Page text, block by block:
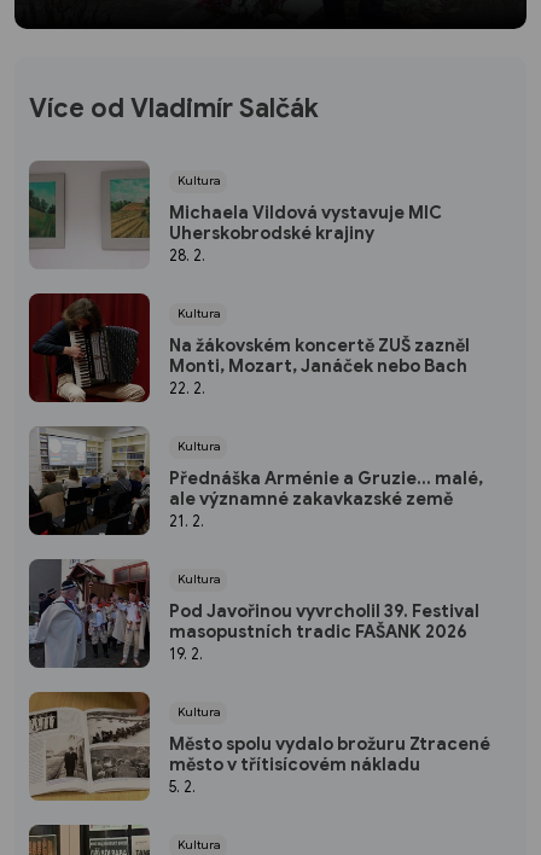
Více od Vladimír Salčák
Kultura
Michaela Vildová vystavuje MIC
Uherskobrodské krajiny
28. 2.
Kultura
Na žákovském koncertě ZUŠ zazněl
Monti, Mozart, Janáček nebo Bach
22. 2.
Kultura
Přednáška Arménie a Gruzie... malé,
ale významné zakavkazské země
21. 2.
Kultura
Pod Javořinou vyvrcholil 39. Festival
masopustních tradic FAŠANK 2026
19. 2.
Kultura
Město spolu vydalo brožuru Ztracené
město v třítisícovém nákladu
5. 2.
Kultura